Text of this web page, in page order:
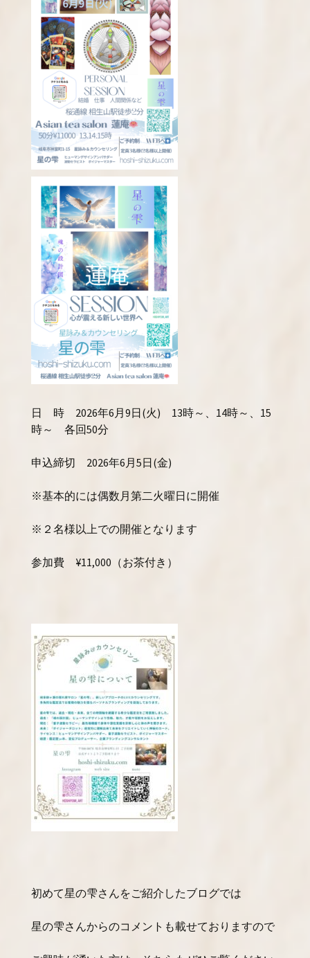
日 時 2026年6月9日(火) 13時～、14時～、15
時～ 各回50分
申込締切 2026年6月5日(金)
※基本的には偶数月第二火曜日に開催
※２名様以上での開催となります
参加費 ¥11,000（お茶付き）
初めて星の雫さんをご紹介したブログでは
星の雫さんからのコメントも載せておりますので